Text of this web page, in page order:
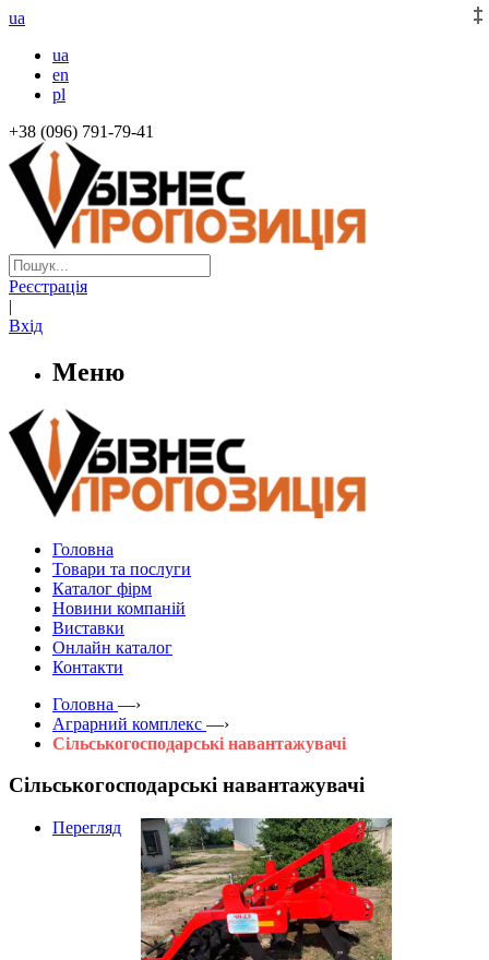
ua
ua
en
pl
+38 (096) 791-79-41
Реєстрація
|
Вхід
Меню
Головна
Товари та послуги
Каталог фірм
Новини компаній
Виставки
Онлайн каталог
Контакти
Головна —›
Аграрний комплекс —›
Сільськогосподарські навантажувачі
Сільськогосподарські навантажувачі
Перегляд